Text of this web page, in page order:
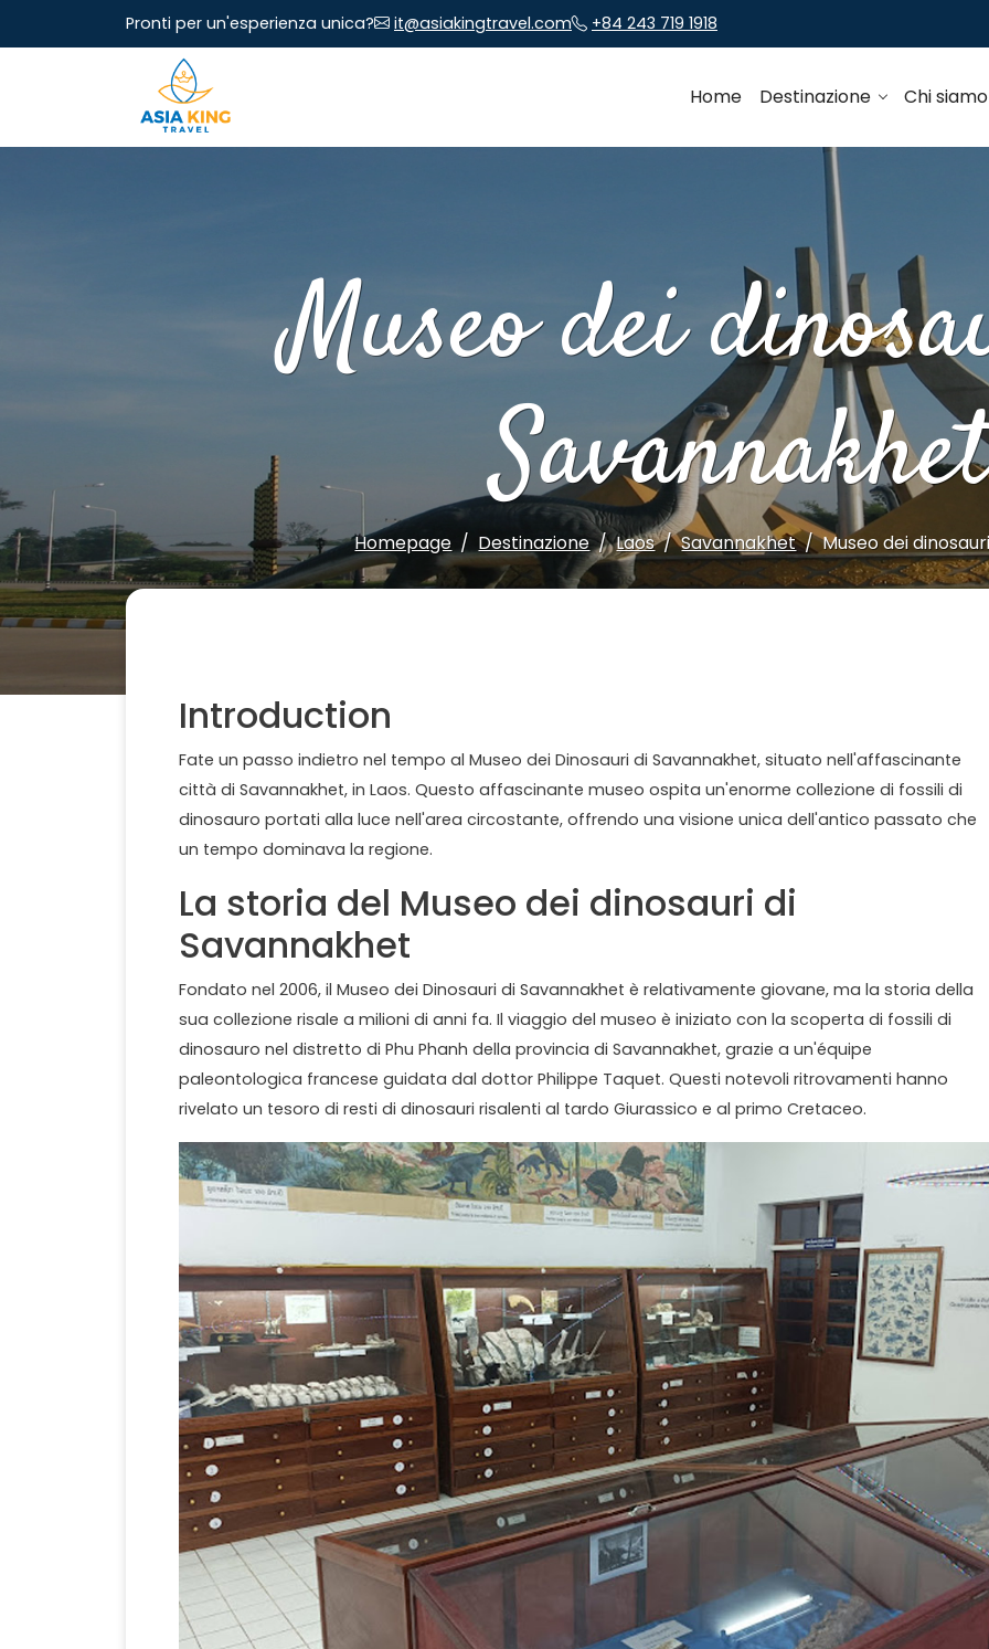
Pronti per un'esperienza unica? it@asiakingtravel.com +84 243 719 1918
Home Destinazione Chi
Museo dei
Homepage Destinazione Laos Savannakhet Museo dei
Introduction
Fate un passo indietro nel tempo al Museo dei Dinosauri di Savannakhet, situato nell'affascinante
città di Savannakhet, in Laos. Questo affascinante museo ospita un'enorme collezione di fossili di
dinosauro portati alla luce nell'area circostante, offrendo una visione unica dell'antico passato che
un tempo dominava la regione.
La storia del Museo dei dinosauri di
Savannakhet
Fondato nel 2006, il Museo dei Dinosauri di Savannakhet è relativamente giovane, ma la storia della
sua collezione risale a milioni di anni fa. Il viaggio del museo è iniziato con la scoperta di fossili di
dinosauro nel distretto di Phu Phanh della provincia di Savannakhet, grazie a un'équipe
paleontologica francese guidata dal dottor Philippe Taquet. Questi notevoli ritrovamenti hanno
rivelato un tesoro di resti di dinosauri risalenti al tardo Giurassico e al primo Cretaceo.